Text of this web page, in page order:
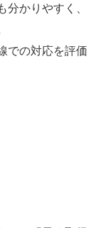
かりやすく、
での対応を評価